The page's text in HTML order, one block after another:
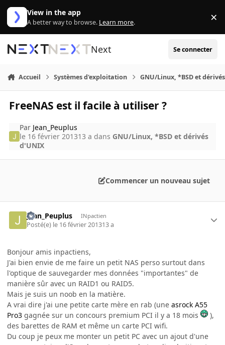
Aller au contenu
View in the app
A better way to browse. Learn more. ×
Next Se connecter
Accueil Systèmes d'exploitation GNU/Linux, *BSD et
FreeNAS est il facile à utiliser ?
Par Jean_Peuplus
le 16 février 201313 a dans GNU/Linux, *BSD et dérivés
d'UNIX
Commencer un nouveau sujet
Jean_Peuplus INpactien
Posté(e) le 16 février 201313 a
Bonjour amis inpactiens,
J'ai bien envie de me faire un petit NAS perso surtout dans
l'optique de sauvegarder mes données "importantes" de
manière sûr avec un RAID1 ou RAID5.
Mais je suis un noob en la matière.
A vrai dire j'ai une petite carte mère en rab (une asrock A55
Pro3 gagnée sur un concours premium PCI il y a 18 mois
),
des barettes de RAM et même un carte PCI wifi.
Du coup je peux me monter un petit PC avec un ajout d'une